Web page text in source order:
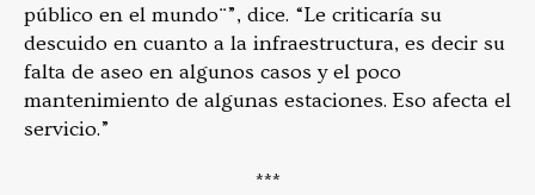
público en el mundo¨”, dice. “Le criticaría su
descuido en cuanto a la infraestructura, es decir su
falta de aseo en algunos casos y el poco
mantenimiento de algunas estaciones. Eso afecta el
servicio.”
***